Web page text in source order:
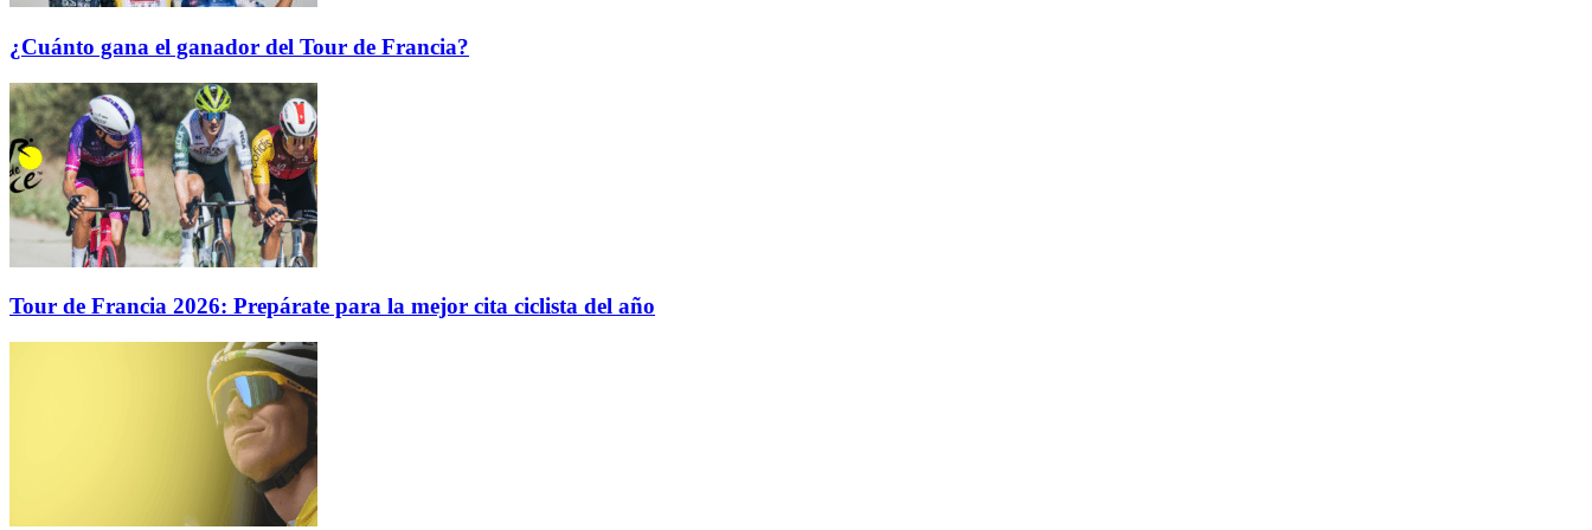
¿Cuánto gana el ganador del Tour de Francia?
Tour de Francia 2026: Prepárate para la mejor cita ciclista del año